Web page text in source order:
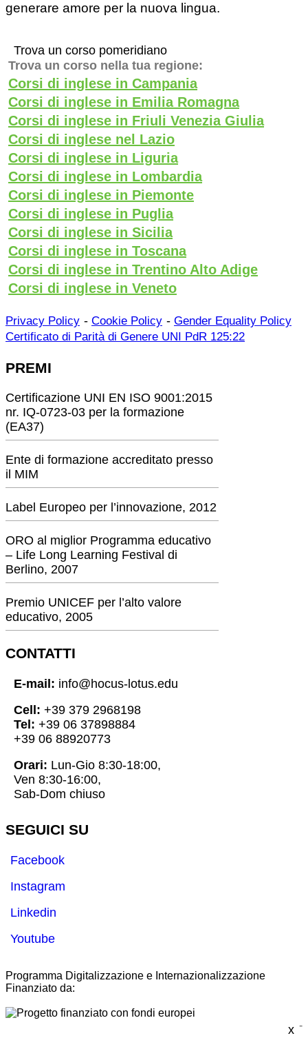
generare amore per la nuova lingua.
Trova un corso pomeridiano
Trova un corso nella tua regione:
Corsi di inglese in Campania
Corsi di inglese in Emilia Romagna
Corsi di inglese in Friuli Venezia Giulia
Corsi di inglese nel Lazio
Corsi di inglese in Liguria
Corsi di inglese in Lombardia
Corsi di inglese in Piemonte
Corsi di inglese in Puglia
Corsi di inglese in Sicilia
Corsi di inglese in Toscana
Corsi di inglese in Trentino Alto Adige
Corsi di inglese in Veneto
x
Privacy Policy - Cookie Policy - Gender Equality Policy
Certificato di Parità di Genere UNI PdR 125:22
PREMI
Certificazione UNI EN ISO 9001:2015
nr. IQ-0723-03 per la formazione
(EA37)
Ente di formazione accreditato presso
il MIM
Label Europeo per l’innovazione, 2012
ORO al miglior Programma educativo
– Life Long Learning Festival di
Berlino, 2007
Premio UNICEF per l’alto valore
educativo, 2005
CONTATTI
E-mail: info@hocus-lotus.edu
Cell: +39 379 2968198
Tel: +39 06 37898884
+39 06 88920773
Orari: Lun-Gio 8:30-18:00,
Ven 8:30-16:00,
Sab-Dom chiuso
SEGUICI SU
Facebook
Instagram
Linkedin
Youtube
Programma Digitalizzazione e Internazionalizzazione
Finanziato da:
-